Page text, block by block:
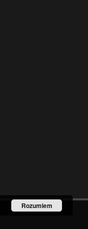
Rozumiem